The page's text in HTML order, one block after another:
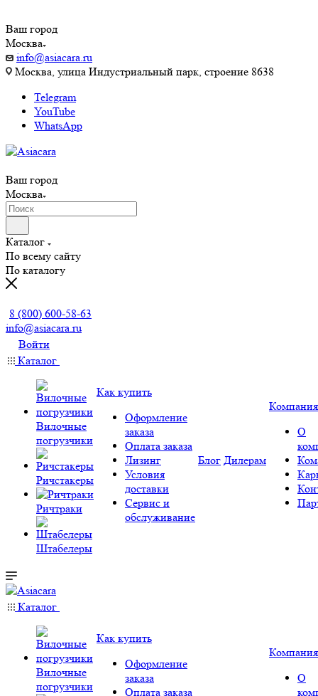
Ваш город
Москва
info@asiacara.ru
Москва, улица Индустриальный парк, строение 8638
Telegram
YouTube
WhatsApp
Ваш город
Москва
Каталог
По всему сайту
По каталогу
8 (800) 600-58-63
info@asiacara.ru
Войти
Каталог
Вилочные
погрузчики
Ричстакеры
Ричтраки
Штабелеры
Как купить
Оформление
заказа
Оплата заказа
Лизинг
Условия
доставки
Сервис и
обслуживание
Блог Дилерам
Компания
О
Каталог
Вилочные
погрузчики
Как купить
Оформление
заказа
Оплата заказа
Компания
О